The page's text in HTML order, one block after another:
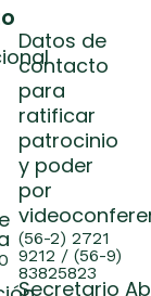
Datos de
contacto
para
ratificar
patrocinio
y poder
por
(56-2) 2721
9212 / (56-9)
83825823